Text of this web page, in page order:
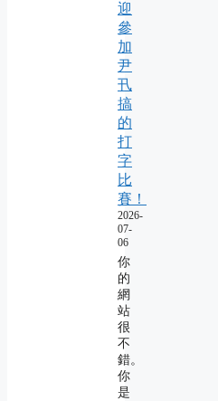
迎
參
加
尹
卂
搞
的
打
字
比
賽！
2026-
07-
06
你
的
網
站
很
不
錯。
你
是